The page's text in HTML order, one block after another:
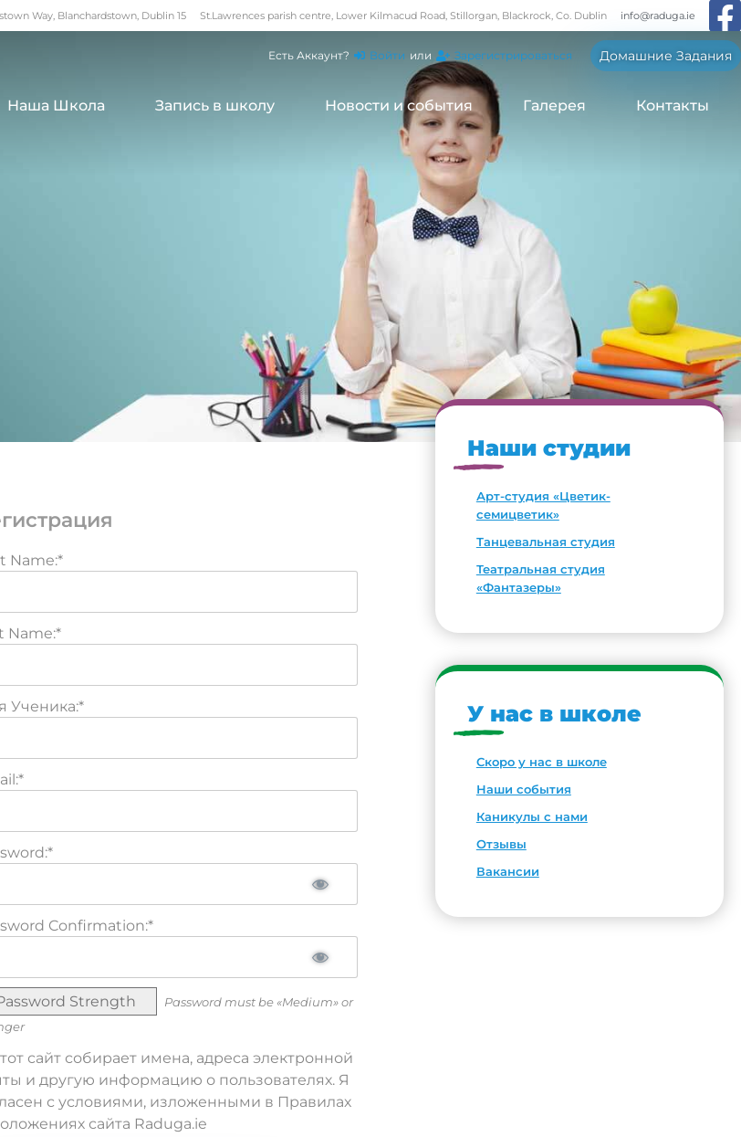
Way, Blanchardstown, Dublin 15 St.Lawrences parish centre, Lower Kilmacud Road, Stillorgan, Blackrock, Co. Dublin info@raduga.ie
Есть Аккаунт? Войти или Зарегистрироваться Домашние Задания
Наша Школа Запись в школу Новости и события Галерея Контакты
Name:*
Name:*
Ученика:*
Confirmation:*
Strength
Password must be «Medium» or
сайт собирает имена, адреса электронной
и другую информацию о пользователях. Я
с условиями, изложенными в Правилах
сайта Raduga.ie
Наши студии
Арт-студия «Цветик-
семицветик»
Танцевальная студия
Театральная студия
«Фантазеры»
У нас в школе
Скоро у нас в школе
Наши события
Каникулы с нами
Отзывы
Вакансии